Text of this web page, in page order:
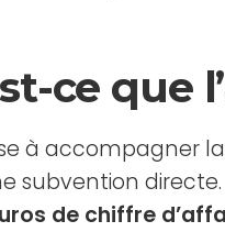
ce que
à accompagner la
subvention directe.
de chiffre